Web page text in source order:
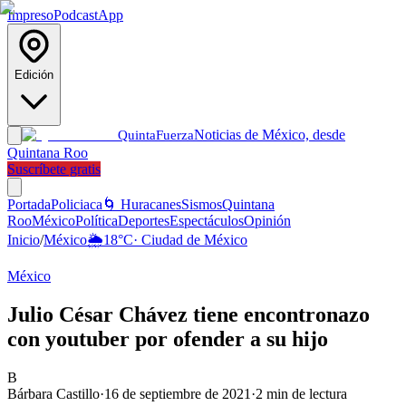
ImpresoPodcastApp
Edición
QuintaFuerzaNoticias de México, desde
Quintana Roo
Suscríbete gratis
PortadaPoliciaca 🌀 HuracanesSismosQuintana
RooMéxicoPolíticaDeportesEspectáculosOpinión
Inicio/México🌦️18°C· Ciudad de México
México
Julio César Chávez tiene encontronazo
con youtuber por ofender a su hijo
B
Bárbara Castillo·16 de septiembre de 2021 ·2 min de lectura